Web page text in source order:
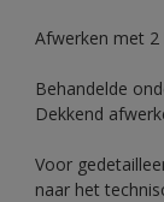
Afwerken met 2
Behandelde
Dekkend
Voor
naar het